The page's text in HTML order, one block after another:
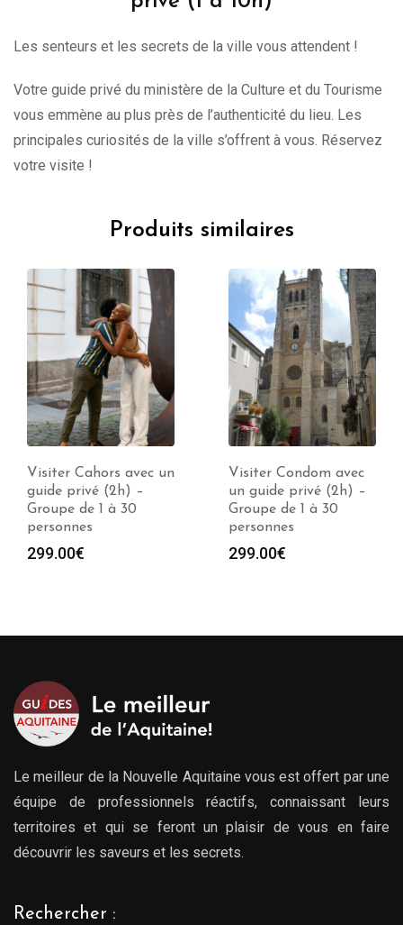
Les senteurs et les secrets de la ville vous attendent !
Votre guide privé du ministère de la Culture et du Tourisme
vous emmène au plus près de l’authenticité du lieu. Les
principales curiosités de la ville s’offrent à vous. Réservez
votre visite !
Produits similaires
Visiter Condom avec
un guide privé (2h) –
Groupe de 1 à 30
personnes
299.00€
Visiter Narbonne avec
un guide privé (2h) –
Groupe de 1 à 30
personnes
299.00€
Le meilleur de la Nouvelle Aquitaine vous est offert par une
équipe de professionnels réactifs, connaissant leurs
territoires et qui se feront un plaisir de vous en faire
découvrir les saveurs et les secrets.
Rechercher :